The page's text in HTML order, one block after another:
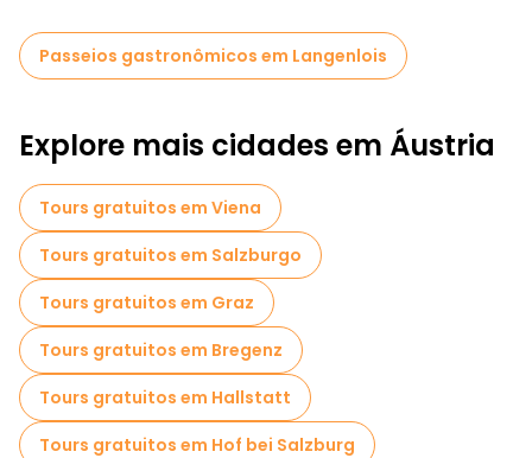
Passeios gastronômicos em Langenlois
Explore mais cidades em Áustria
Tours gratuitos em Viena
Tours gratuitos em Salzburgo
Tours gratuitos em Graz
Tours gratuitos em Bregenz
Tours gratuitos em Hallstatt
Tours gratuitos em Hof bei Salzburg